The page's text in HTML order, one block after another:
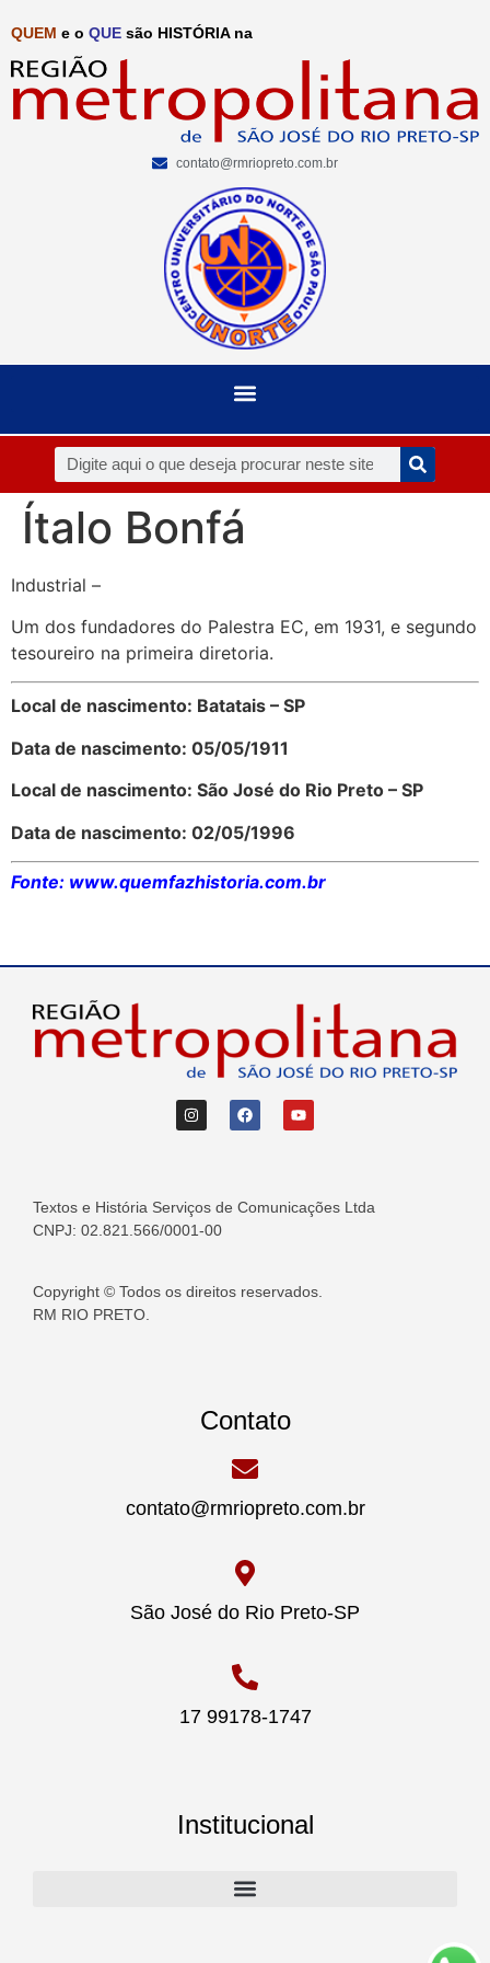
QUEM e o QUE são HISTÓRIA na
contato@rmriopreto.com.br
Ítalo Bonfá
Industrial –
Um dos fundadores do Palestra EC, em 1931, e segundo
tesoureiro na primeira diretoria.
Local de nascimento: Batatais – SP
Data de nascimento: 05/05/1911
Local de nascimento: São José do Rio Preto – SP
Data de nascimento: 02/05/1996
Fonte: www.quemfazhistoria.com.br
Textos e História Serviços de Comunicações Ltda
CNPJ: 02.821.566/0001-00
Copyright © Todos os direitos reservados.
RM RIO PRETO.
Contato
contato@rmriopreto.com.br
São José do Rio Preto-SP
17 99178-1747
Institucional